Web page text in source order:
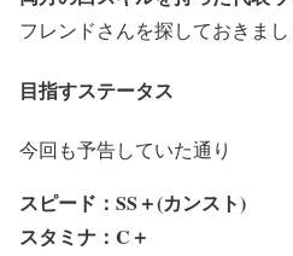
フレンドさんを探しておきまし
目指すステータス
今回も予告していた通り
スピード：SS＋(カンスト)
スタミナ：C＋